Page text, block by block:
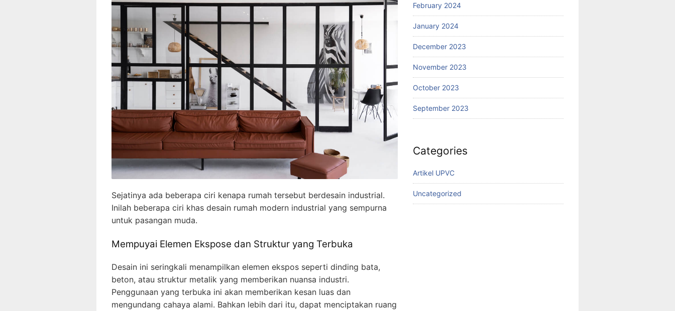
Sejatinya ada beberapa ciri kenapa rumah tersebut berdesain industrial.
Inilah beberapa ciri khas desain rumah modern industrial yang sempurna
untuk pasangan muda.
Mempuyai Elemen Ekspose dan Struktur yang Terbuka
Desain ini seringkali menampilkan elemen ekspos seperti dinding bata,
beton, atau struktur metalik yang memberikan nuansa industri.
Penggunaan yang terbuka ini akan memberikan kesan luas dan
mengundang cahaya alami. Bahkan lebih dari itu, dapat menciptakan ruang
February 2024
January 2024
December 2023
November 2023
October 2023
September 2023
Categories
Artikel UPVC
Uncategorized